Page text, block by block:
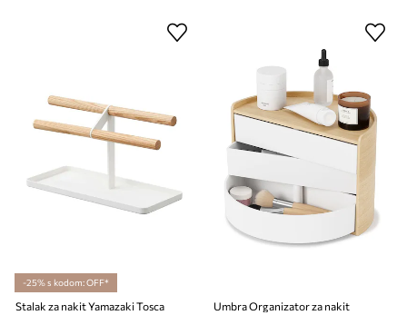
-25% s kodom: OFF*
Stalak za nakit Yamazaki Tosca Umbra Organizator za nakit